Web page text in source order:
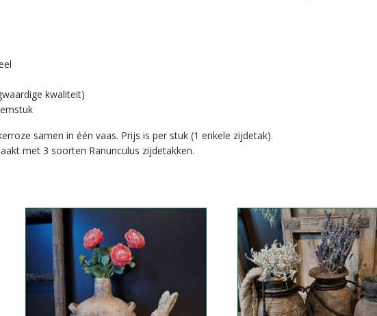
kwaliteit)
samen in één vaas. Prijs is per stuk (1 enkele zijdetak).
met 3 soorten Ranunculus zijdetakken.